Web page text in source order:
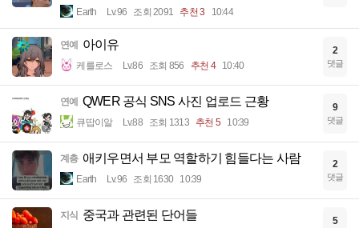
Earth Lv.96 조회 2091 추천 3 10:44
연예 아이유
케를로스 Lv.86 조회 856 추천 4 10:40
2
댓글
연예 QWER 공식 SNS 사진 업로드 근황
큐땁이알 Lv.88 조회 1313 추천 5 10:39
9
댓글
계층 애키우면서 부모 역할하기 힘들다는 사람
Earth Lv.96 조회 1630 10:39
2
댓글
지식 중국과 관련된 단어들 5